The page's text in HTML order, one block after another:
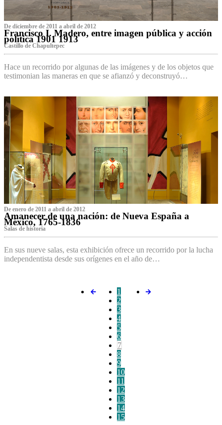
De diciembre de 2011 a abril de 2012
Francisco I. Madero, entre imagen pública y acción
política 1901 1913
Castillo de Chapultepec
Hace un recorrido por algunas de las imágenes y de los objetos que
testimonian las maneras en que se afianzó y deconstruyó…
De enero de 2011 a abril de 2012
Amanecer de una nación: de Nueva España a
México, 1765-1836
Salas de historia
En sus nueve salas, esta exhibición ofrece un recorrido por la lucha
independentista desde sus orígenes en el año de…
1
2
3
4
5
6
7
8
9
10
11
12
13
14
15